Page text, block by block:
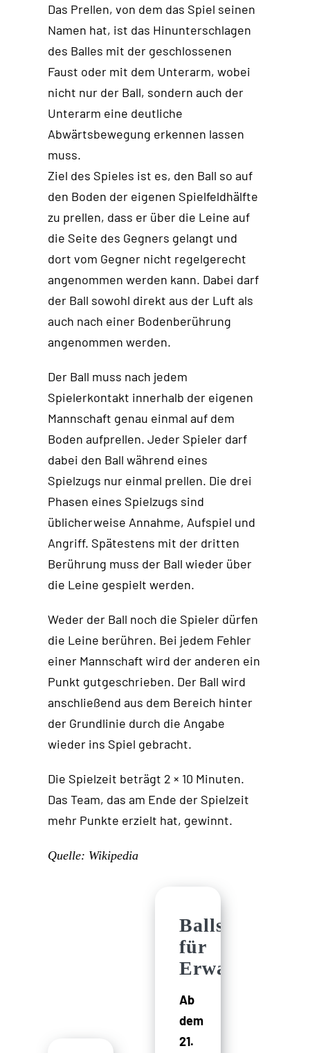
Das Prellen, von dem das Spiel seinen
Namen hat, ist das Hinunterschlagen
des Balles mit der geschlossenen
Faust oder mit dem Unterarm, wobei
nicht nur der Ball, sondern auch der
Unterarm eine deutliche
Abwärtsbewegung erkennen lassen
muss.
Ziel des Spieles ist es, den Ball so auf
den Boden der eigenen Spielfeldhälfte
zu prellen, dass er über die Leine auf
die Seite des Gegners gelangt und
dort vom Gegner nicht regelgerecht
angenommen werden kann. Dabei darf
der Ball sowohl direkt aus der Luft als
auch nach einer Bodenberührung
angenommen werden.
Der Ball muss nach jedem
Spielerkontakt innerhalb der eigenen
Mannschaft genau einmal auf dem
Boden aufprellen. Jeder Spieler darf
dabei den Ball während eines
Spielzugs nur einmal prellen. Die drei
Phasen eines Spielzugs sind
üblicherweise Annahme, Aufspiel und
Angriff. Spätestens mit der dritten
Berührung muss der Ball wieder über
die Leine gespielt werden.
Weder der Ball noch die Spieler dürfen
die Leine berühren. Bei jedem Fehler
einer Mannschaft wird der anderen ein
Punkt gutgeschrieben. Der Ball wird
anschließend aus dem Bereich hinter
der Grundlinie durch die Angabe
wieder ins Spiel gebracht.
Die Spielzeit beträgt 2 × 10 Minuten.
Das Team, das am Ende der Spielzeit
mehr Punkte erzielt hat, gewinnt.
Quelle: Wikipedia
Ballspiele
für
Erwachsene
Ab
dem
21.